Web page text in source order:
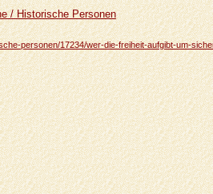
/ Historische Personen
personen/17234/wer-die-freiheit-aufgibt-um-